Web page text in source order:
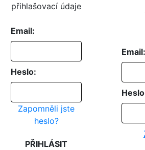
přihlašovací údaje
Email:
Heslo:
Zapomněli jste
heslo?
PŘIHLÁSIT
Email: